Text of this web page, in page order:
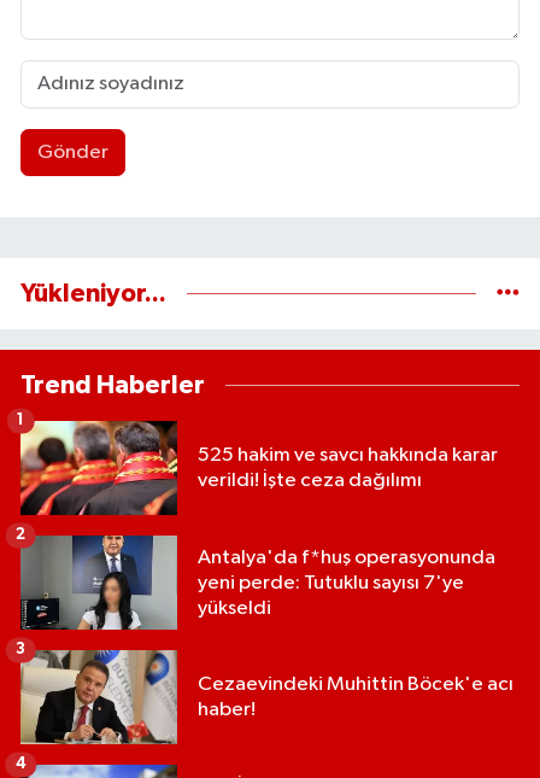
Gönder
Yükleniyor...
Trend Haberler
525 hakim ve savcı hakkında karar
verildi! İşte ceza dağılımı
Antalya'da f*huş operasyonunda
yeni perde: Tutuklu sayısı 7'ye
yükseldi
2
Cezaevindeki Muhittin Böcek'e acı
haber!
3
4